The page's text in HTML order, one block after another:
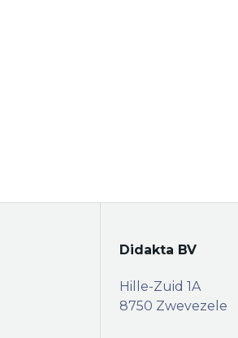
Didakta BV
Hille-Zuid 1A
8750 Zwevezele